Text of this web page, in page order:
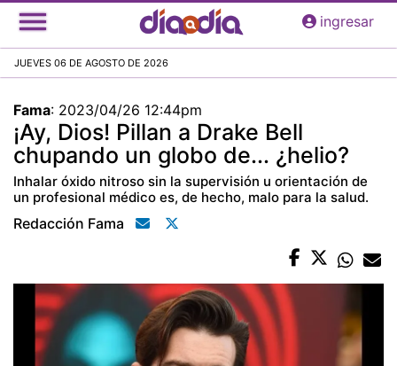
Pasar
al
principal
ingresar
JUEVES 06 DE AGOSTO DE 2026
Fama: 2023/04/26 12:44pm
¡Ay, Dios! Pillan a Drake Bell
chupando un globo de... ¿helio?
Inhalar óxido nitroso sin la supervisión u orientación de
un profesional médico es, de hecho, malo para la salud.
Redacción Fama